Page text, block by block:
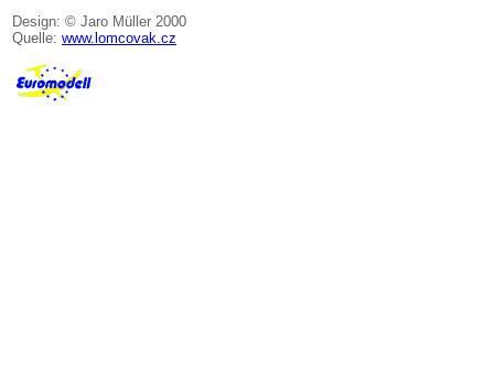
Design: © Jaro Müller 2000
Quelle: www.lomcovak.cz